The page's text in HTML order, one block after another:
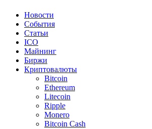
Новости
События
Статьи
ICO
Майнинг
Биржи
Криптовалюты
Bitcoin
Ethereum
Litecoin
Ripple
Monero
Bitcoin Cash